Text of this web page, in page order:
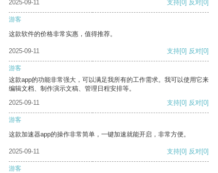
2025-09-11 支持[0] 反对[0]
游客
这款软件的价格非常实惠，值得推荐。
2025-09-11 支持[0] 反对[0]
游客
这款app的功能非常强大，可以满足我所有的工作需求。我可以使用它来
编辑文档、制作演示文稿、管理日程安排等。
2025-09-11
支持[0] 反对[0]
游客
这款加速器app的操作非常简单，一键加速就能开启，非常方便。
2025-09-11 支持[0] 反对[0]
游客